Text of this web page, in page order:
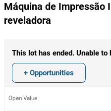
Máquina de Impressão
reveladora
This lot has ended. Unable to
+ Opportunities
Open Value